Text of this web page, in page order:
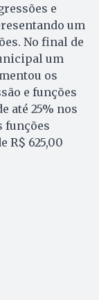
e
um
No final de
um
os
e funções
até 25% nos
funções
R$ 625,00